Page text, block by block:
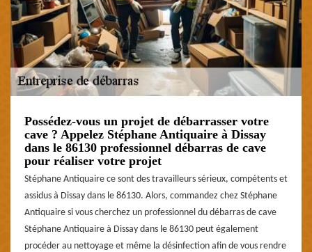
Possédez-vous un projet de débarrasser votre
cave ? Appelez Stéphane Antiquaire à Dissay
dans le 86130 professionnel débarras de cave
pour réaliser votre projet
Stéphane Antiquaire ce sont des travailleurs sérieux, compétents et
assidus à Dissay dans le 86130. Alors, commandez chez Stéphane
Antiquaire si vous cherchez un professionnel du débarras de cave
Stéphane Antiquaire à Dissay dans le 86130 peut également
procéder au nettoyage et même la désinfection afin de vous rendre